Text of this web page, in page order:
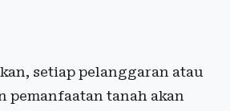
setiap pelanggaran atau
pemanfaatan tanah akan